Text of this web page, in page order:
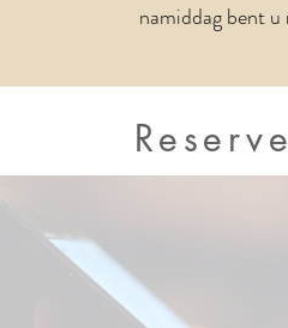
namiddag bent